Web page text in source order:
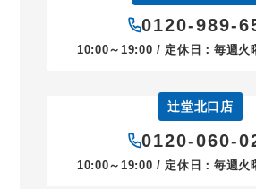
0120-989-
10:00～19:00 / 定休日：毎週火
辻堂北口店
0120-060-
10:00～19:00 / 定休日：毎週火